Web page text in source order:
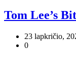
Tom Lee’s
23 lapkričio,
0